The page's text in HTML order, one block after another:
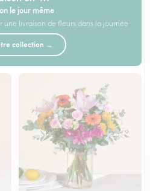
le jour même
une livraison de fleurs dans la journée
collection →